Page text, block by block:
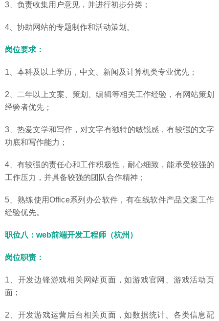
3、负责收集用户意见，并进行初步分类；
4、协助网站的专题制作和活动策划。
岗位要求：
1、本科及以上学历，中文、新闻及计算机类专业优先；
2、二年以上文案、策划、编辑等相关工作经验，有网站策划
经验者优先；
3、热爱文学和写作，对文字有独特的敏锐感，有较强的文字
功底和写作能力；
4、有较强的责任心和工作积极性，耐心细致，能承受较强的
工作压力，并具备较强的团队合作精神；
5、熟练使用Office系列办公软件，有在线软件产品文案工作
经验优先。
职位八：web前端开发工程师（杭州）
岗位职责：
1、开发边锋游戏相关网站页面，如游戏官网、游戏活动页
面；
2、开发游戏运营后台相关页面，如数据统计、各类信息配